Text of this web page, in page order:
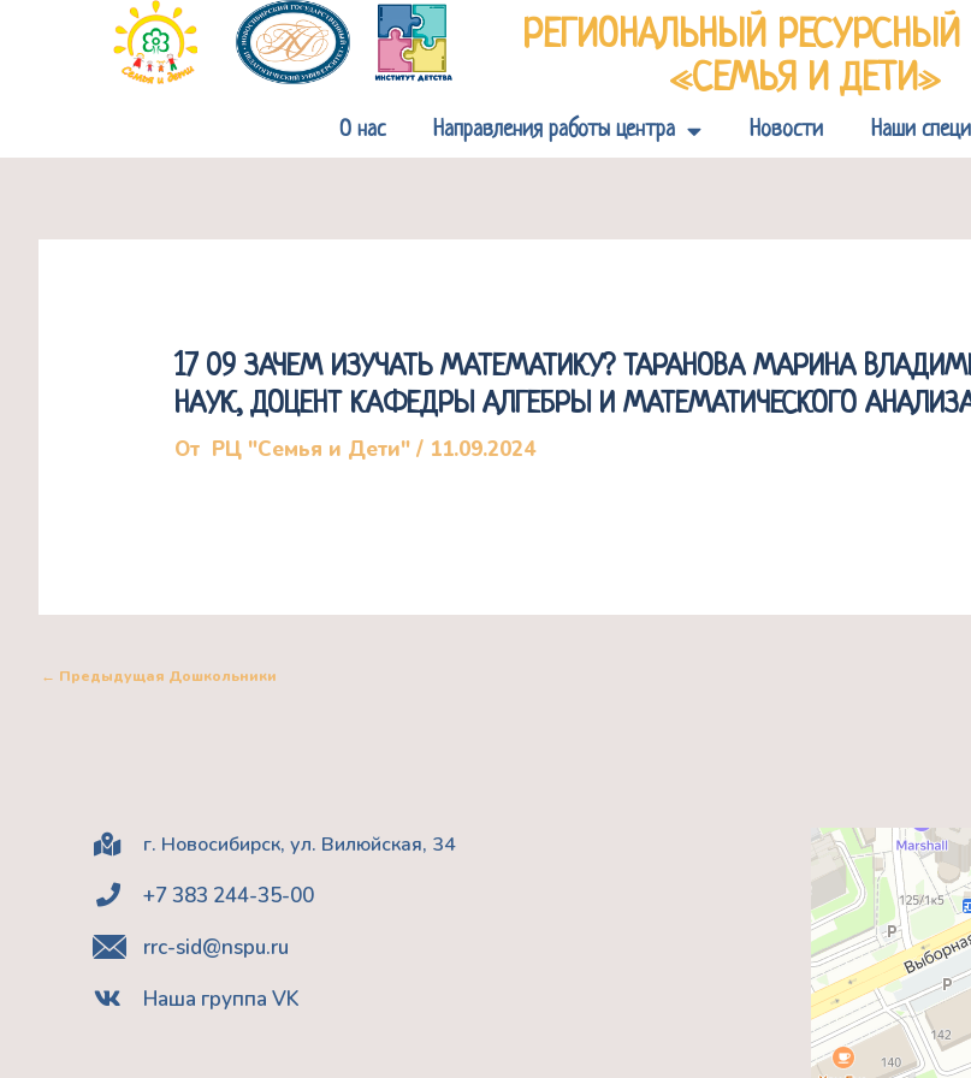
содержимому
РЕГИОНАЛЬНЫЙ РЕСУРСНЫЙ
«СЕМЬЯ И ДЕТИ»
О нас Направления работы центра Новости Наши
17 09 ЗАЧЕМ ИЗУЧАТЬ МАТЕМАТИКУ? ТАРАНОВА МАРИНА
НАУК, ДОЦЕНТ КАФЕДРЫ АЛГЕБРЫ И МАТЕМАТИЧЕСКОГО
От РЦ "Семья и Дети"/ 11.09.2024
← Предыдущая Дошкольники
г. Новосибирск, ул. Вилюйская, 34
+7 383 244-35-00
rrc-sid@nspu.ru
Наша группа VK